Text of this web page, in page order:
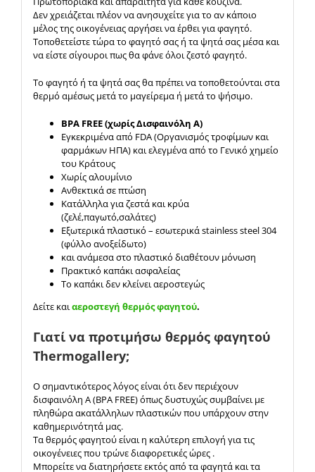
Δεν χρειάζεται πλέον να ανησυχείτε για το αν κάποιο
μέλος της οικογένειας αργήσει να έρθει για φαγητό.
Τοποθετείστε τώρα το φαγητό σας ή τα ψητά σας μέσα και
να είστε σίγουροι πως θα φάνε όλοι ζεστό φαγητό.
Το φαγητό ή τα ψητά σας θα πρέπει να τοποθετούνται στα
θερμό αμέσως μετά το μαγείρεμα ή μετά το ψήσιμο.
BPA FREE (χωρίς Δισφαινόλη Α)
Εγκεκριμένα από FDA (Οργανισμός τροφίμων και
φαρμάκων ΗΠΑ) και ελεγμένα από το Γενικό χημείο
του Κράτους
Χωρίς αλουμίνιο
Ανθεκτικά σε πτώση
Κατάλληλα για ζεστά και κρύα
(ζελέ,παγωτό,σαλάτες)
Εξωτερικά πλαστικό – εσωτερικά stainless steel 304
(φύλλο ανοξείδωτο)
και ανάμεσα στο πλαστικό διαθέτουν μόνωση
Πρακτικό καπάκι ασφαλείας
Το καπάκι δεν κλείνει αεροστεγώς
Δείτε καιαεροστεγή θερμός φαγητού.
Γιατί να προτιμήσω θερμός φαγητού
Thermogallery;
Ο σημαντικότερος λόγος είναι ότι δεν περιέχουν
δισφαινόλη Α (BPA FREE) όπως δυστυχώς συμβαίνει με
πληθώρα ακατάλληλων πλαστικών που υπάρχουν στην
καθημερινότητά μας.
Τα θερμός φαγητού είναι η καλύτερη επιλογή για τις
οικογένειες που τρώνε διαφορετικές ώρες .
Μπορείτε να διατηρήσετε εκτός από τα φαγητά και τα